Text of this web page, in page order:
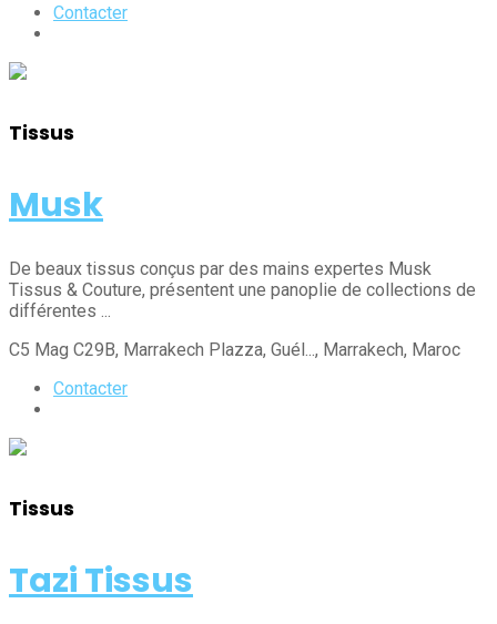
Contacter
Tissus
Musk
De beaux tissus conçus par des mains expertes Musk
Tissus & Couture, présentent une panoplie de collections de
différentes ...
C5 Mag C29B, Marrakech Plazza, Guél..., Marrakech, Maroc
Contacter
Tissus
Tazi Tissus